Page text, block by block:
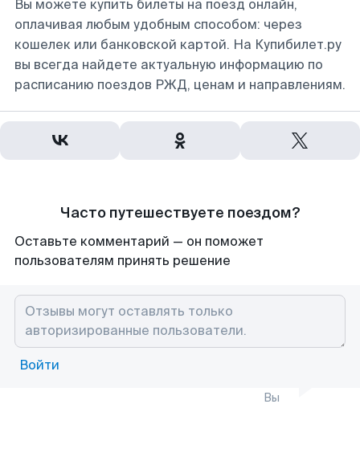
Вы можете купить билеты на поезд онлайн,
оплачивая любым удобным способом: через
кошелек или банковской картой. На Купибилет.ру
вы всегда найдете актуальную информацию по
расписанию поездов РЖД, ценам и направлениям.
Часто путешествуете поездом?
Оставьте комментарий — он поможет
пользователям принять решение
Войти
Вы